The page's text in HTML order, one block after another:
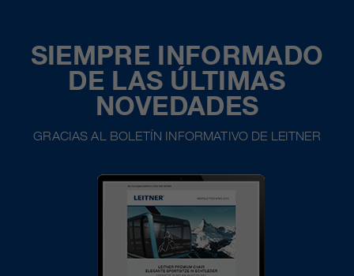
SIEMPRE INFORMADO
DE LAS ÚLTIMAS
NOVEDADES
GRACIAS AL BOLETÍN INFORMATIVO DE LEITNER